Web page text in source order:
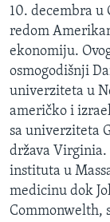
Learning English
PRATITE NAS
Jezici
10. decembra u
redom
ekonomiju.
osmogodišnji
univerziteta u
američko i
sa univerziteta
država Virginia.
instituta u
medicinu dok
Commonwelth,